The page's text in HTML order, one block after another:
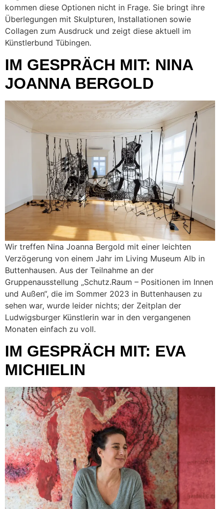
kommen diese Optionen nicht in Frage. Sie bringt ihre
Überlegungen mit Skulpturen, Installationen sowie
Collagen zum Ausdruck und zeigt diese aktuell im
Künstlerbund Tübingen.
IM GESPRÄCH MIT: NINA
JOANNA BERGOLD
Wir treffen Nina Joanna Bergold mit einer leichten
Verzögerung von einem Jahr im Living Museum Alb in
Buttenhausen. Aus der Teilnahme an der
Gruppenausstellung „Schutz.Raum – Positionen im Innen
und Außen“, die im Sommer 2023 in Buttenhausen zu
sehen war, wurde leider nichts; der Zeitplan der
Ludwigsburger Künstlerin war in den vergangenen
Monaten einfach zu voll.
IM GESPRÄCH MIT: EVA
MICHIELIN